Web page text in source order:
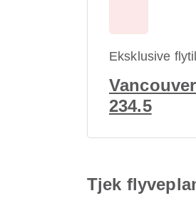
Eksklusive
234.5
Tjek